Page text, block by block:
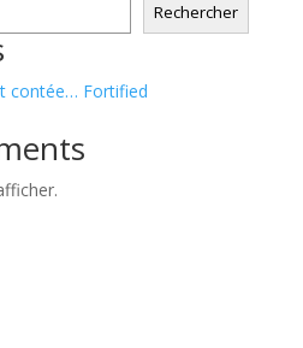
Rechercher
contée… Fortified